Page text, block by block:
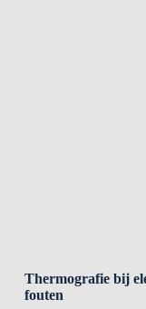
Thermografie bij
fouten